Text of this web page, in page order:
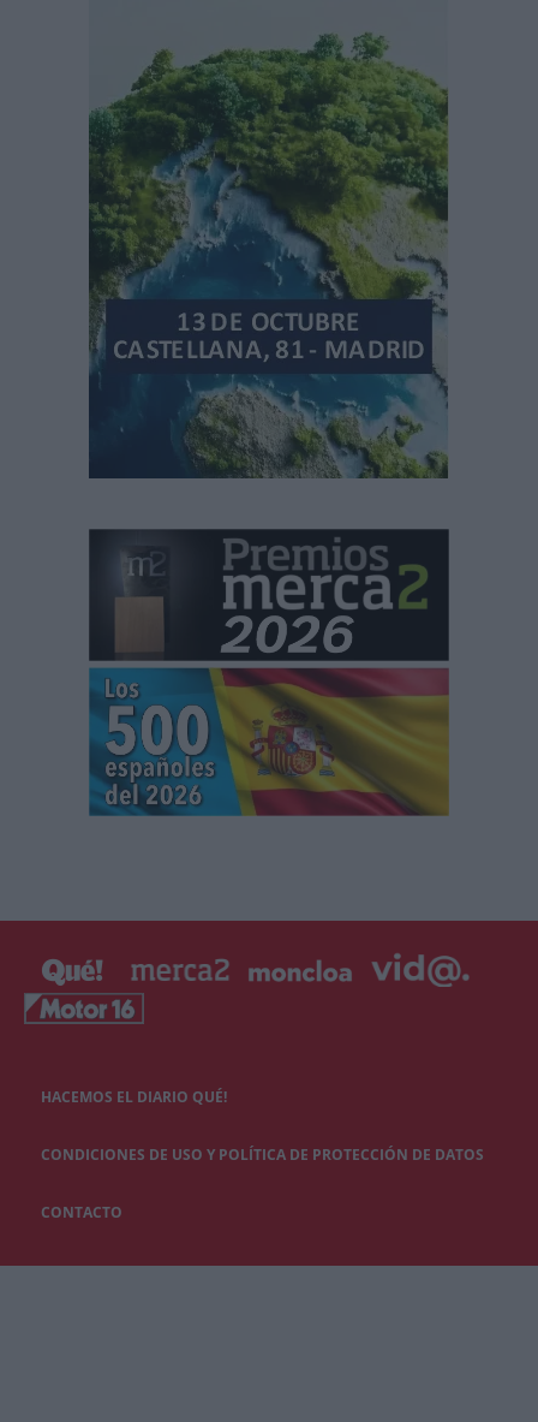
HACEMOS EL DIARIO QUÉ!
CONDICIONES DE USO Y POLÍTICA DE PROTECCIÓN DE DATOS
CONTACTO